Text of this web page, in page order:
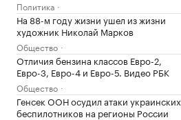
Политика
На 88-м году жизни ушел из жизни
художник Николай Марков
Общество
Отличия бензина классов Евро-2,
Евро-3, Евро-4 и Евро-5. Видео РБК
Общество
Генсек ООН осудил атаки украинских
беспилотников на регионы России